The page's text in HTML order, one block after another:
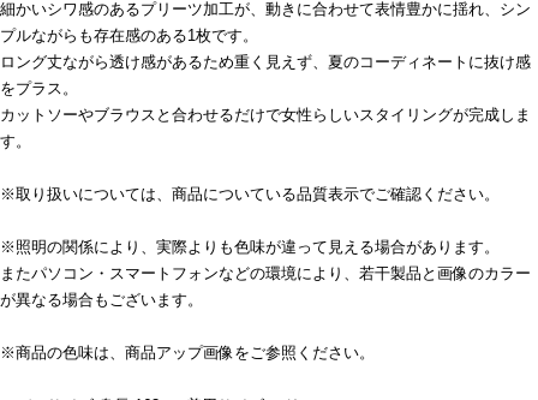
細かいシワ感のあるプリーツ加工が、動きに合わせて表情豊かに揺れ、シン
プルながらも存在感のある1枚です。
ロング丈ながら透け感があるため重く見えず、夏のコーディネートに抜け感
をプラス。
カットソーやブラウスと合わせるだけで女性らしいスタイリングが完成しま
す。
※取り扱いについては、商品についている品質表示でご確認ください。
※照明の関係により、実際よりも色味が違って見える場合があります。
またパソコン・スマートフォンなどの環境により、若干製品と画像のカラー
が異なる場合もございます。
※商品の色味は、商品アップ画像をご参照ください。